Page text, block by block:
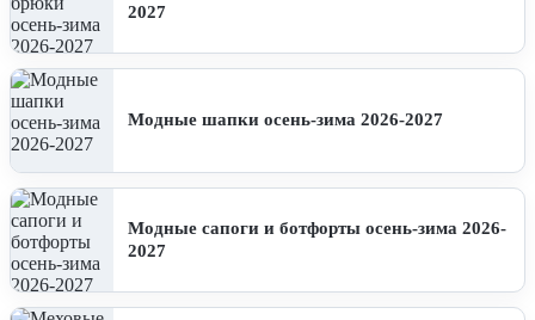
2027
Модные шапки осень-зима 2026-2027
Модные сапоги и ботфорты осень-зима 2026-
2027